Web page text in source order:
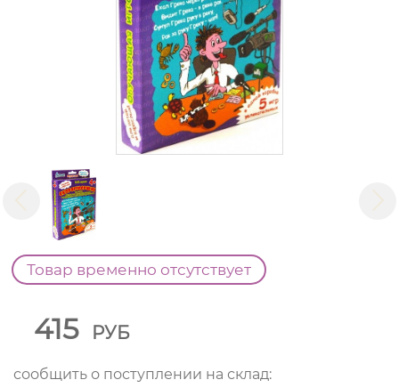
Товар временно отсутствует
415 РУБ
сообщить о поступлении на склад: